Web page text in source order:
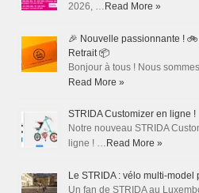
2026, … Read More »
🎉 Nouvelle passionnante !
Retrait 📦
Bonjour à tous ! Nous
Read More »
STRIDA Customizer en ligne !
Notre nouveau STRIDA
ligne ! … Read More »
Le STRIDA : vélo multi-model
Un fan de STRIDA au